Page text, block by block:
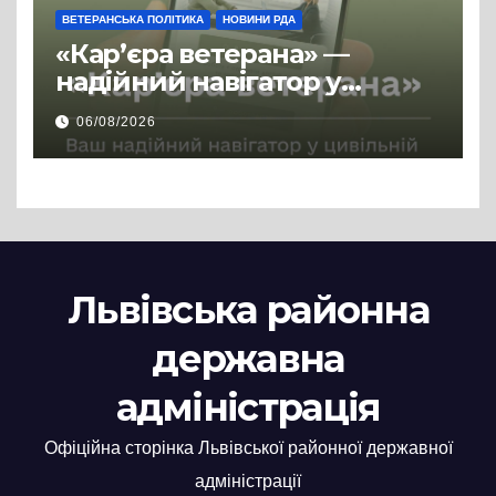
ВЕТЕРАНСЬКА ПОЛІТИКА НОВИНИ РДА
«Кар’єра ветерана» —
надійний навігатор у
цивільній професії
06/08/2026
Львівська районна
державна
адміністрація
Офіційна сторінка Львівської районної державної
адміністрації